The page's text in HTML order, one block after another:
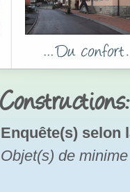
Enquête(s) selon
Objet(s) de